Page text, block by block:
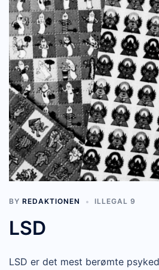
BY REDAKTIONEN ILLEGAL 9
LSD
LSD er det mest berømte